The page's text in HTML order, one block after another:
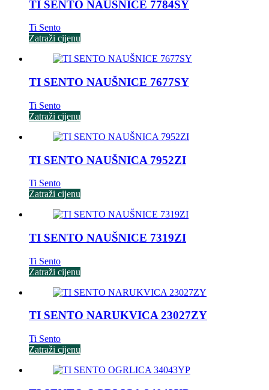
TI SENTO NAUŠNICE 7784SY
Ti Sento
Zatraži cijenu
TI SENTO NAUŠNICE 7677SY
Ti Sento
Zatraži cijenu
TI SENTO NAUŠNICA 7952ZI
Ti Sento
Zatraži cijenu
TI SENTO NAUŠNICE 7319ZI
Ti Sento
Zatraži cijenu
TI SENTO NARUKVICA 23027ZY
Ti Sento
Zatraži cijenu